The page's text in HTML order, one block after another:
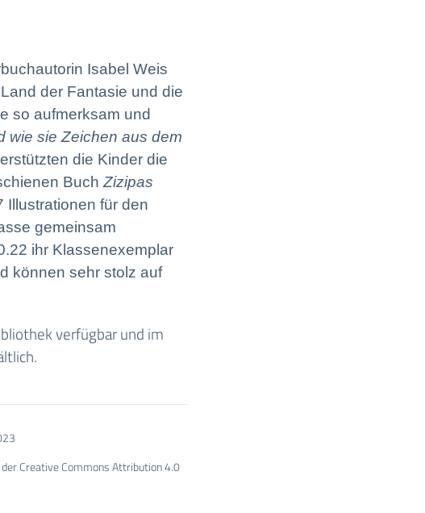
Isabel Weis
der Fantasie und die
so aufmerksam und
wie sie Zeichen aus dem
die Kinder die
Buch Zizipas
Illustrationen für den
gemeinsam
ihr Klassenexemplar
können sehr stolz auf
verfügbar und im
Creative Commons Attribution 4.0